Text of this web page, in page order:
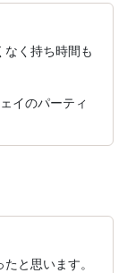
く持ち時間も
イのパーティ
と思います。